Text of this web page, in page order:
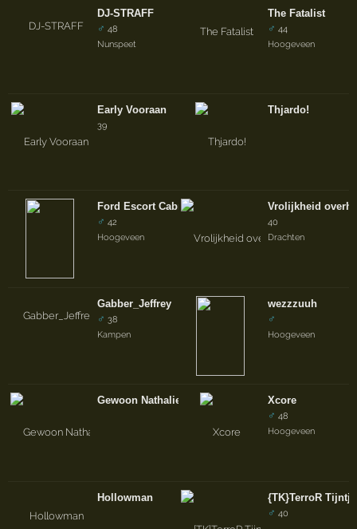
DJ-STRAFF
♂ 48
Nunspeet
Early Vooraan
39
Ford Escort Cabrio Xr3I
♂ 42
Hoogeveen
Gabber_Jeffrey
♂ 38
Kampen
Gewoon Nathalie
Hollowman
The Fatalist
♂ 44
Hoogeveen
Thjardo!
Vrolijkheid
40
Drachten
wezzzuuh
♂
Hoogeveen
Xcore
♂ 48
Hoogeveen
{TK}TerroR
♂ 40